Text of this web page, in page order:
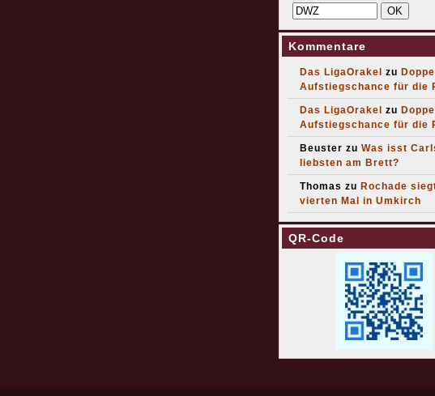
Kommentare
Das LigaOrakel zu
Aufstiegschance für die
Das LigaOrakel zu
Aufstiegschance für die
Beuster zu Was isst
liebsten am Brett?
Thomas zu Rochade
vierten Mal in Umkirch
QR-Code